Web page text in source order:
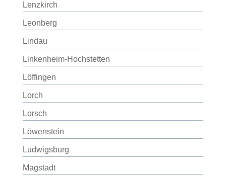
Lenzkirch
Leonberg
Lindau
Linkenheim-Hochstetten
Löffingen
Lorch
Lorsch
Löwenstein
Ludwigsburg
Magstadt